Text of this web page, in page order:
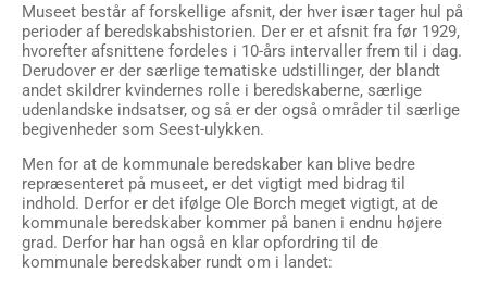
Museet består af forskellige afsnit, der hver især tager hul på
perioder af beredskabshistorien. Der er et afsnit fra før 1929,
hvorefter afsnittene fordeles i 10-års intervaller frem til i dag.
Derudover er der særlige tematiske udstillinger, der blandt
andet skildrer kvindernes rolle i beredskaberne, særlige
udenlandske indsatser, og så er der også områder til særlige
begivenheder som Seest-ulykken.
Men for at de kommunale beredskaber kan blive bedre
repræsenteret på museet, er det vigtigt med bidrag til
indhold. Derfor er det ifølge Ole Borch meget vigtigt, at de
kommunale beredskaber kommer på banen i endnu højere
grad. Derfor har han også en klar opfordring til de
kommunale beredskaber rundt om i landet: